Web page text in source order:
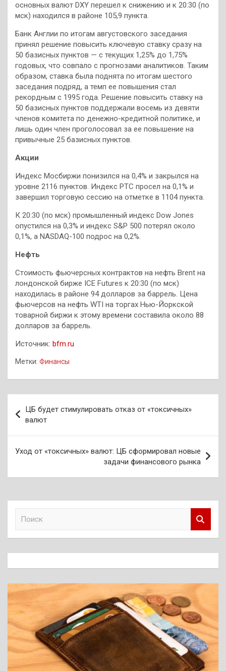
основных валют DXY перешел к снижению и к 20:30 (по
мск) находился в районе 105,9 пункта.
Банк Англии по итогам августовского заседания
принял решение повысить ключевую ставку сразу на
50 базисных пунктов — с текущих 1,25% до 1,75%
годовых, что совпало с прогнозами аналитиков. Таким
образом, ставка была поднята по итогам шестого
заседания подряд, а темп ее повышения стал
рекордным с 1995 года. Решение повысить ставку на
50 базисных пунктов поддержали восемь из девяти
членов комитета по денежно-кредитной политике, и
лишь один член проголосовал за ее повышение на
привычные 25 базисных пунктов.
Акции
Индекс Мосбиржи понизился на 0,4% и закрылся на
уровне 2116 пунктов. Индекс РТС просел на 0,1% и
завершил торговую сессию на отметке в 1104 пункта.
К 20:30 (по мск) промышленный индекс Dow Jones
опустился на 0,3% и индекс S&P 500 потерял около
0,1%, а NASDAQ-100 подрос на 0,2%.
Нефть
Стоимость фьючерсных контрактов на нефть Brent на
лондонской бирже ICE Futures к 20:30 (по мск)
находилась в районе 94 долларов за баррель. Цена
фьючерсов на нефть WTI на торгах Нью-Йоркской
товарной биржи к этому времени составила около 88
долларов за баррель.
Источник: bfm.ru
Метки: Финансы
по
записям
ЦБ будет стимулировать отказ от «токсичных»
валют
Уход от «токсичных» валют: ЦБ сформировал новые
задачи финансового рынка
к